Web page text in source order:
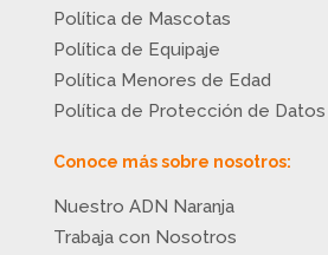
Política de Mascotas
Política de Equipaje
Política Menores de Edad
Política de Protección de Datos
Conoce más sobre nosotros:
Nuestro ADN Naranja
Trabaja con Nosotros